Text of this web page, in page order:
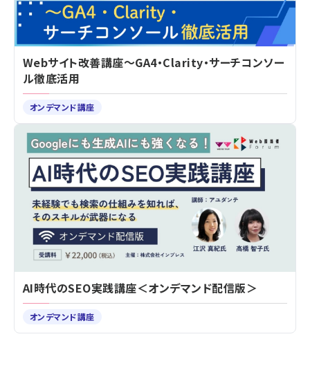
Webサイト改善講座～GA4・Clarity・サーチコンソー
ル徹底活用
オンデマンド講座
AI時代のSEO実践講座＜オンデマンド配信版＞
オンデマンド講座